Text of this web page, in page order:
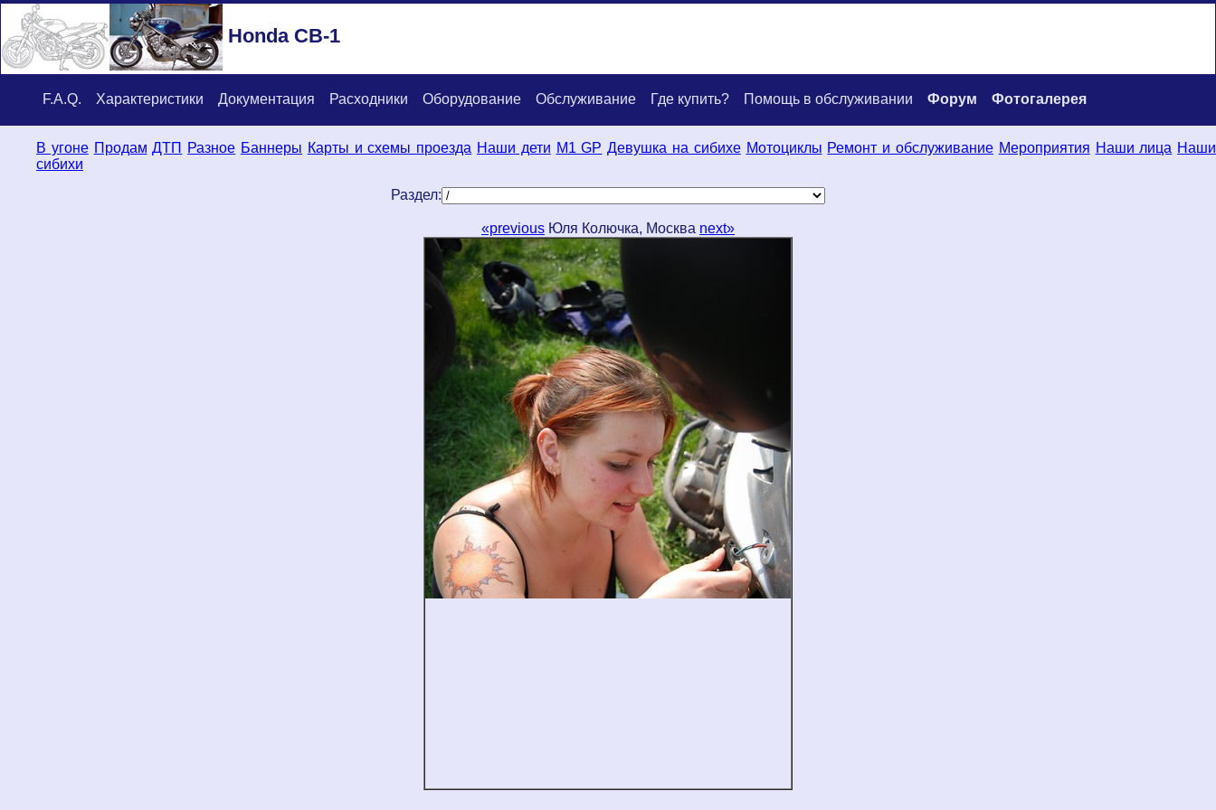
Honda CB-1
F.A.Q. Характеристики Документация Расходники Оборудование Обслуживание Где купить? Помощь в обслуживании Форум Фотогалерея
В угоне Продам ДТП Разное Баннеры Карты и схемы проезда Наши дети M1 GP Девушка на сибихе Мотоциклы Ремонт и обслуживание Мероприятия Наши лица Наши
сибихи
Раздел:
«previous Юля Колючка, Москва next»